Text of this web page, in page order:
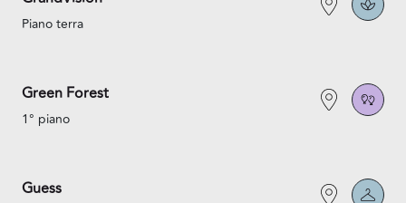
Piano terra
Green Forest
1° piano
Guess